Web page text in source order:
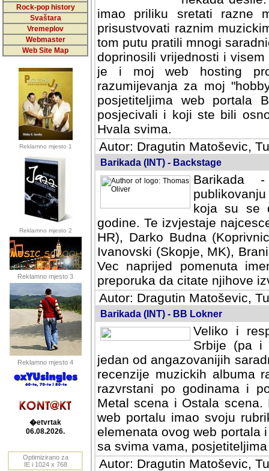
Rock-pop history
Svaštara
Vremeplov
Webmaster
Web Site Map
Reklamno mjesto 1
Reklamno mjesto 2
Reklamno mjesto 3
Reklamno mjesto 4
�etvrtak
06.08.2026.
Optimizirano za
IE i 1024 x 768
imao priliku sretati razne
prisustvovati raznim
tom putu pratili mnogi
doprinosili vrijednosti i
je i moj web hosting
razumijevanja za moj
posjetiteljima web portala
posjecivali i koji ste bili
Hvala svima.
Autor: Dragutin Matoševic,
Barikada (INT) - Backstage
Barikada
koja su se
godine. Te izvjestaje
HR), Darko Budna
Ivanovski (Skopje, MK),
Vec naprijed pomenuta
preporuka da citate njihove
Autor: Dragutin Matoševic,
Barikada (INT) - BB Lokner
Veliko i
Srbije (pa i
jedan od angazovanijih
recenzije muzickih albuma
razvrstani po godinama i po
scena i Ostala scena.
portalu imao svoju
elemenata ovog web portala
sa svima vama,
Autor: Dragutin Matoševic,